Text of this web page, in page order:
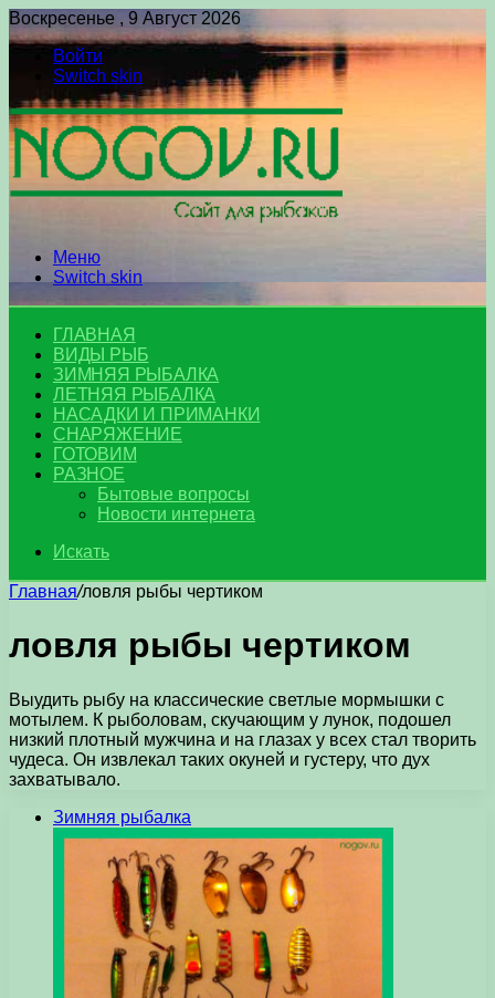
Воскресенье , 9 Август 2026
Войти
Switch skin
Меню
Switch skin
ГЛАВНАЯ
ВИДЫ РЫБ
ЗИМНЯЯ РЫБАЛКА
ЛЕТНЯЯ РЫБАЛКА
НАСАДКИ И ПРИМАНКИ
СНАРЯЖЕНИЕ
ГОТОВИМ
РАЗНОЕ
Бытовые вопросы
Новости интернета
Искать
Главная/ловля рыбы чертиком
ловля рыбы чертиком
Выудить рыбу на классические светлые мормышки с
мотылем. К рыболовам, скучающим у лунок, подошел
низкий плотный мужчина и на глазах у всех стал творить
чудеса. Он извлекал таких окуней и густеру, что дух
захватывало.
Зимняя рыбалка